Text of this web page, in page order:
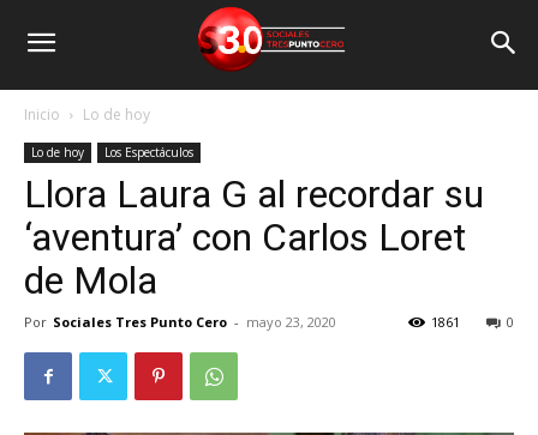
Inicio Lo de hoy
Lo de hoy Los Espectáculos
Llora Laura G al recordar su
‘aventura’ con Carlos Loret
de Mola
Por Sociales Tres Punto Cero - mayo 23, 2020 0
1861